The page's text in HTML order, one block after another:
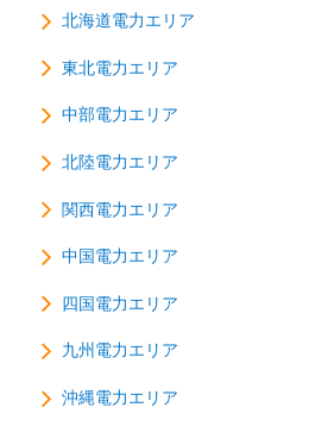
北海道電力エリア
東北電力エリア
中部電力エリア
北陸電力エリア
関西電力エリア
中国電力エリア
四国電力エリア
九州電力エリア
沖縄電力エリア